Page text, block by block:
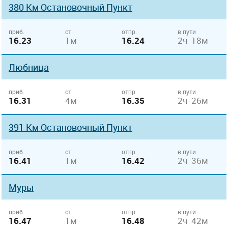
380 Км Остановочный Пункт
приб.
16.23
ст.
1м
отпр.
16.24
в пути
2ч 18м
Любница
приб.
16.31
ст.
4м
отпр.
16.35
в пути
2ч 26м
391 Км Остановочный Пункт
приб.
16.41
ст.
1м
отпр.
16.42
в пути
2ч 36м
Муры
приб.
16.47
ст.
1м
отпр.
16.48
в пути
2ч 42м